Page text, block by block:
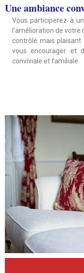
Une ambiance
Vous participerez à
l’amélioration de
contrôlé mais plaisant
vous encourager et
conviviale et familiale.